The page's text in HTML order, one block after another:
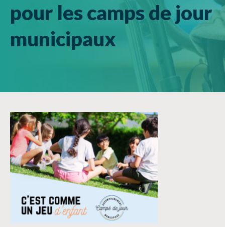
pour les camps de jour
municipaux